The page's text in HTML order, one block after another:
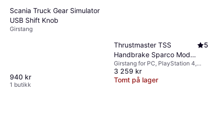
Scania Truck Gear Simulator
USB Shift Knob
Girstang
940 kr
1 butikk
Thrustmaster TSS
Handbrake Sparco Mod +
- Black/Silver
5
Girstang for PC, PlayStation 4,
Xbox One
3 259 kr
Tomt på lager